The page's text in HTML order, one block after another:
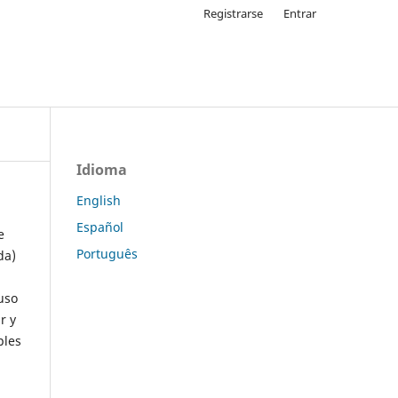
Registrarse Entrar
y
Idioma
English
Español
Português